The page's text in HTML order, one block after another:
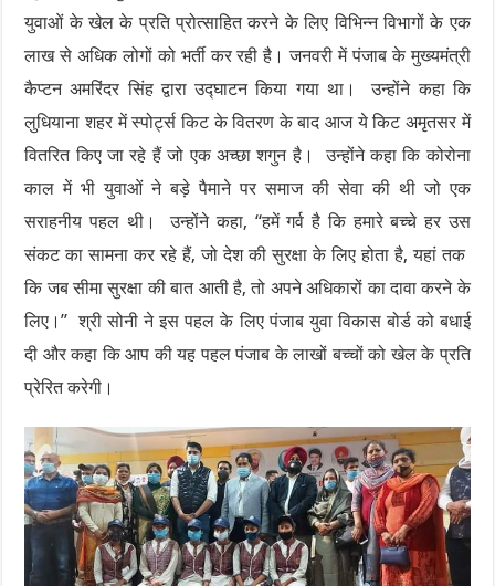
युवाओं के खेल के प्रति प्रोत्साहित करने के लिए विभिन्न विभागों के एक
लाख से अधिक लोगों को भर्ती कर रही है। जनवरी में पंजाब के मुख्यमंत्री
कैप्टन अमरिंदर सिंह द्वारा उद्घाटन किया गया था। उन्होंने कहा कि
लुधियाना शहर में स्पोर्ट्स किट के वितरण के बाद आज ये किट अमृतसर में
वितरित किए जा रहे हैं जो एक अच्छा शगुन है। उन्होंने कहा कि कोरोना
काल में भी युवाओं ने बड़े पैमाने पर समाज की सेवा की थी जो एक
सराहनीय पहल थी। उन्होंने कहा, “हमें गर्व है कि हमारे बच्चे हर उस
संकट का सामना कर रहे हैं, जो देश की सुरक्षा के लिए होता है, यहां तक ​​
कि जब सीमा सुरक्षा की बात आती है, तो अपने अधिकारों का दावा करने के
लिए।” श्री सोनी ने इस पहल के लिए पंजाब युवा विकास बोर्ड को बधाई
दी और कहा कि आप की यह पहल पंजाब के लाखों बच्चों को खेल के प्रति
प्रेरित करेगी।